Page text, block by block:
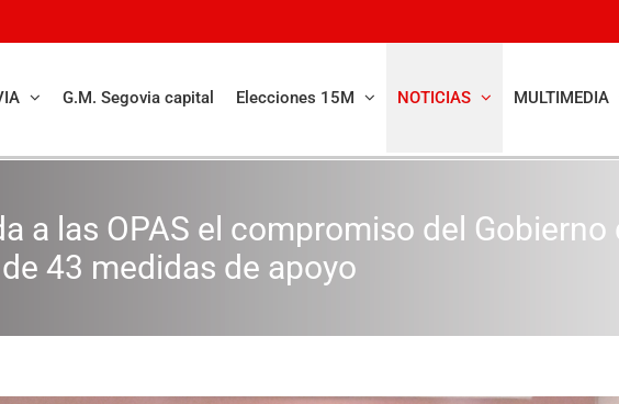
G.M. Segovia capital Elecciones 15M NOTICIAS MULTIMEDIA
a las OPAS el compromiso del Gobierno
43 medidas de apoyo